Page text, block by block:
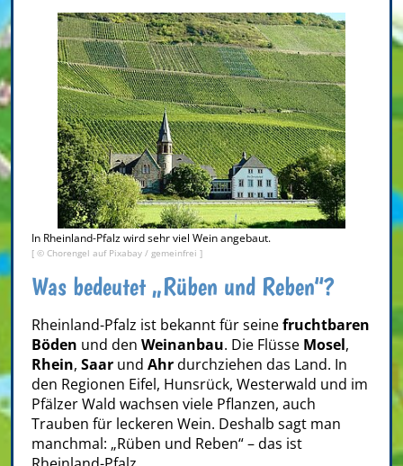
In Rheinland-Pfalz wird sehr viel Wein angebaut.
[ © Chorengel auf Pixabay / gemeinfrei ]
Was bedeutet „Rüben und Reben“?
Rheinland-Pfalz ist bekannt für seinefruchtbaren
Böden und den Weinanbau. Die Flüsse Mosel,
Rhein, Saar und Ahrdurchziehen das Land. In
den Regionen Eifel, Hunsrück, Westerwald und im
Pfälzer Wald wachsen viele Pflanzen, auch
Trauben für leckeren Wein. Deshalb sagt man
manchmal: „Rüben und Reben“ – das ist